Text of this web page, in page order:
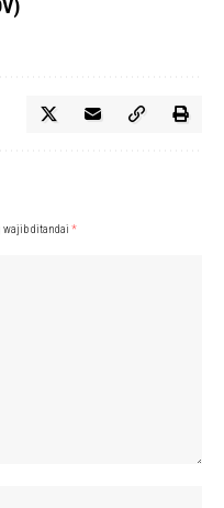
wajib ditandai *